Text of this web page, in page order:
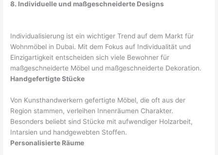
8. Individuelle und maßgeschneiderte Designs
Individualisierung ist ein wichtiger Trend auf dem Markt für
Wohnmöbel in Dubai. Mit dem Fokus auf Individualität und
Einzigartigkeit entscheiden sich viele Bewohner für
maßgeschneiderte Möbel und maßgeschneiderte Dekoration.
Handgefertigte Stücke
Von Kunsthandwerkern gefertigte Möbel, die oft aus der
Region stammen, verleihen Innenräumen Charakter.
Besonders beliebt sind Stücke mit aufwendiger Holzarbeit,
Intarsien und handgewebten Stoffen.
Personalisierte Räume